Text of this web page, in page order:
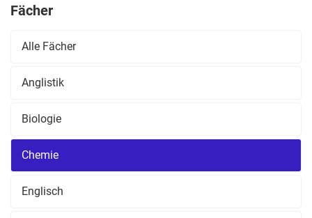
Fächer
Alle Fächer
Anglistik
Biologie
Chemie
Englisch